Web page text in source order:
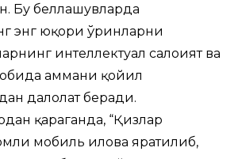
Бу беллашувларда
энг юқори ўринларни
интеллектуал салоҳият ва
ҳаммани қойил
далолат беради.
қараганда, “Қизлар
мобиль илова яратилиб,